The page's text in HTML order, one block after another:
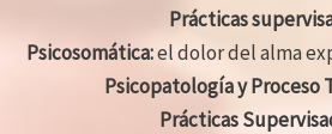
Prácticas
Psicosomática:el dolor del alma
Psicopatología y Proceso
Prácticas